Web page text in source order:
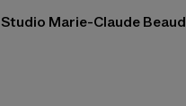
Studio Marie-Claude Beaud